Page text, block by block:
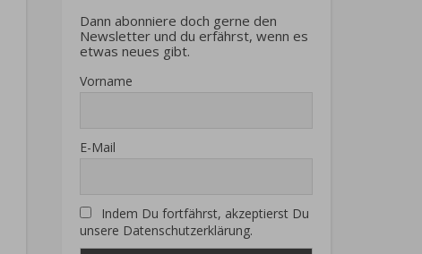
Dann abonniere doch gerne den
Newsletter und du erfährst, wenn es
etwas neues gibt.
Vorname
E-Mail
Indem Du fortfährst, akzeptierst Du
unsere Datenschutzerklärung.